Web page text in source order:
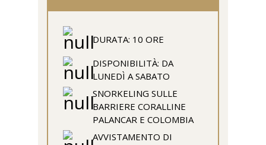
DURATA: 10 ORE
DISPONIBILITÀ: DA
LUNEDÌ A SABATO
SNORKELING SULLE
BARRIERE CORALLINE
PALANCAR E COLOMBIA
AVVISTAMENTO DI